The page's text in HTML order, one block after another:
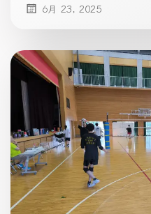
6月 23, 2025